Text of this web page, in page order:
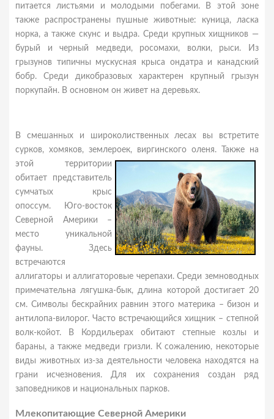
питается листьями и молодыми побегами. В этой зоне
также распространены пушные животные: куница, ласка
норка, а также скунс и выдра. Среди крупных хищников —
бурый и черный медведи, росомахи, волки, рыси. Из
грызунов типичны мускусная крыса ондатра и канадский
бобр. Среди дикобразовых характерен крупный грызун
поркупайн. В основном он живет на деревьях.
В смешанных и широколиственных лесах вы встретите
сурков, хомяков, землероек, виргинского оленя. Также на
этой территории
обитает представитель
сумчатых крыс
опоссум. Юго-восток
Северной Америки –
место уникальной
фауны. Здесь
встречаются
аллигаторы и аллигаторовые черепахи. Среди земноводных
примечательна лягушка-бык, длина которой достигает 20
см. Символы бескрайних равнин этого материка – бизон и
антилопа-вилорог. Часто встречающийся хищник – степной
волк-койот. В Кордильерах обитают степные козлы и
бараны, а также медведи гризли. К сожалению, некоторые
виды животных из-за деятельности человека находятся на
грани исчезновения. Для их сохранения создан ряд
заповедников и национальных парков.
Млекопитающие Северной Америки